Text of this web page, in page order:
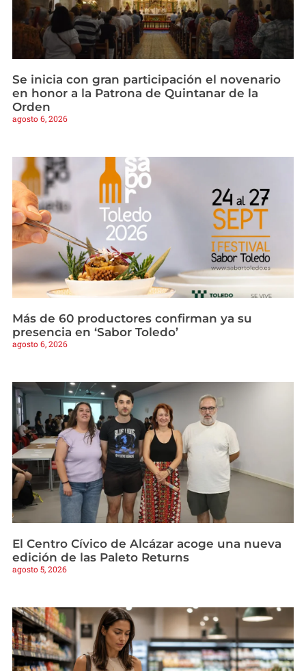
Se inicia con gran participación el novenario
en honor a la Patrona de Quintanar de la
Orden
agosto 6, 2026
Más de 60 productores confirman ya su
presencia en ‘Sabor Toledo’
agosto 6, 2026
El Centro Cívico de Alcázar acoge una nueva
edición de las Paleto Returns
agosto 5, 2026